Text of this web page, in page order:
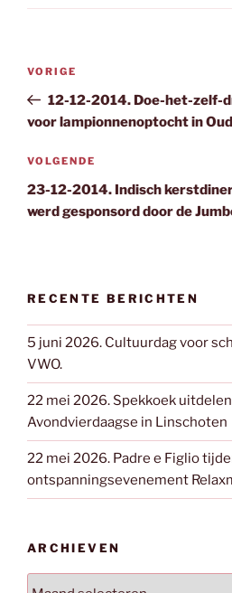
Vorig
bericht
VORIGE
12-12-2014. Doe-het-zelf-
voor lampionnenoptocht in
Volgend
bericht
VOLGENDE
23-12-2014. Indisch
werd gesponsord door de
RECENTE BERICHTEN
5 juni 2026. Cultuurdag voor
VWO.
22 mei 2026. Spekkoek
Avondvierdaagse in Linschoten
22 mei 2026. Padre e Figlio
ontspanningsevenement
ARCHIEVEN